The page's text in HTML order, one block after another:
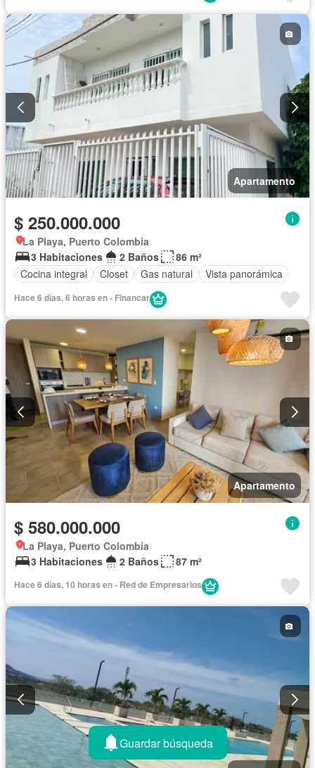
Apartamento
$ 250.000.000
La Playa, Puerto Colombia
3 Habitaciones
2 Baños
86 m²
Cocina integral
Closet Gas natural Vista panorámica
Hace 6 días, 6 horas en - Financar
Apartamento
$ 580.000.000
La Playa, Puerto Colombia
3 Habitaciones
2 Baños 87 m²
Hace 6 días, 10 horas en - Red de Empresarios
Guardar búsqueda